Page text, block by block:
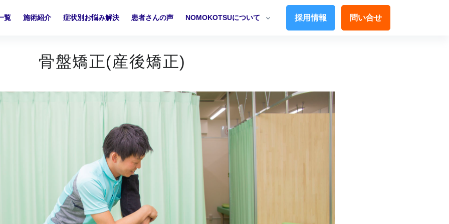
覧 施術紹介 症状別お悩み解決 患者さんの声 NOMOKOTSUについて 採用情報 問い合せ
骨盤矯正(産後矯正)